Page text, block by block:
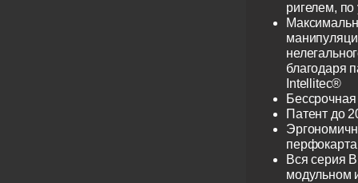
ригелем,
благодаря
Intellitec®
Патент до
перфокарта
Вся серия
модульном